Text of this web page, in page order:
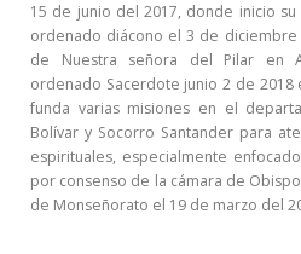
15 de junio del 2017, donde inicio
ordenado diácono el 3 de diciembre
de Nuestra señora del Pilar en
ordenado Sacerdote junio 2 de 2018
funda varias misiones en el
Bolívar y Socorro Santander para
espirituales, especialmente
por consenso de la cámara de
de Monseñorato el 19 de marzo del